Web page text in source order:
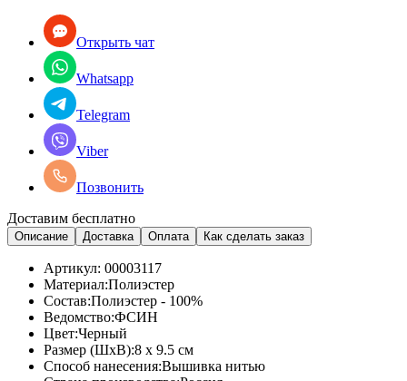
Открыть чат
Whatsapp
Telegram
Viber
Позвонить
Доставим бесплатно
Описание Доставка Оплата Как сделать заказ
Артикул: 00003117
Материал:Полиэстер
Состав:Полиэстер - 100%
Ведомство:ФСИН
Цвет:Черный
Размер (ШхВ):8 x 9.5 см
Способ нанесения:Вышивка нитью